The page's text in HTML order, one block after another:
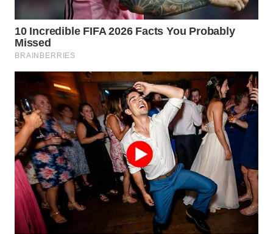
BEKASI
WN
BOGOR
WN
DEPOK
WN
TAPANULI
UTARA
WN
SAMOSIR
WN